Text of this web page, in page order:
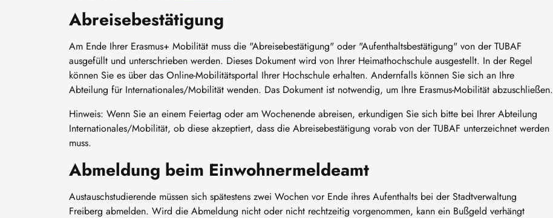
Abreisebestätigung
Am Ende Ihrer Erasmus+ Mobilität muss die "Abreisebestätigung" oder "Aufenthaltsbestätigung" von der TUBAF
ausgefüllt und unterschrieben werden. Dieses Dokument wird von Ihrer Heimathochschule ausgestellt. In der Regel
können Sie es über das Online-Mobilitätsportal Ihrer Hochschule erhalten. Andernfalls können Sie sich an Ihre
Abteilung für Internationales/Mobilität wenden. Das Dokument ist notwendig, um Ihre Erasmus-Mobilität abzuschließen.
Hinweis: Wenn Sie an einem Feiertag oder am Wochenende abreisen, erkundigen Sie sich bitte bei Ihrer Abteilung
Internationales/Mobilität, ob diese akzeptiert, dass die Abreisebestätigung vorab von der TUBAF unterzeichnet werden
muss.
Abmeldung beim Einwohnermeldeamt
Austauschstudierende müssen sich spätestens zwei Wochen vor Ende ihres Aufenthalts bei der Stadtverwaltung
Freiberg abmelden. Wird die Abmeldung nicht oder nicht rechtzeitig vorgenommen, kann ein Bußgeld verhängt